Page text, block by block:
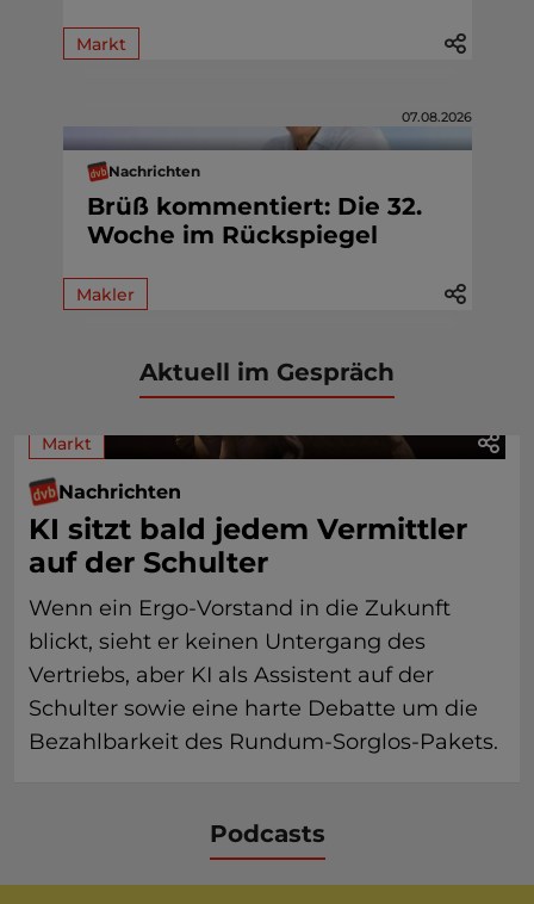
Markt
07.08.2026
Nachrichten
Brüß kommentiert: Die 32.
Woche im Rückspiegel
Makler
Aktuell im Gespräch
Markt
Nachrichten
KI sitzt bald jedem Vermittler
auf der Schulter
Wenn ein Ergo-Vorstand in die Zukunft
blickt, sieht er keinen Untergang des
Vertriebs, aber KI als Assistent auf der
Schulter sowie eine harte Debatte um die
Bezahlbarkeit des Rundum-Sorglos-Pakets.
Podcasts